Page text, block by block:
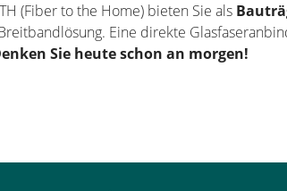
(Fiber to the Home) bieten Sie als
Eine direkte
Sie heute schon an morgen!